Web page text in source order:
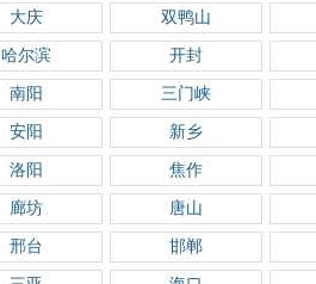
大庆 双鸭山
哈尔滨 开封
南阳 三门峡
安阳 新乡
洛阳 焦作
廊坊 唐山
邢台 邯郸